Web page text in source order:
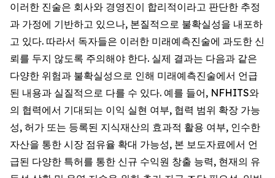
이러한 진술은 회사와 경영진이 합리적이라고 판단한 추정
과 가정에 기반하고 있으나, 본질적으로 불확실성을 내포하
고 있다. 따라서 독자들은 이러한 미래예측진술에 과도한 신
뢰를 두지 않도록 주의해야 한다. 실제 결과는 다음과 같은
다양한 위험과 불확실성으로 인해 미래예측진술에서 언급
된 내용과 실질적으로 다를 수 있다. 예를 들어, NFHITS와
의 협력에서 기대되는 이익 실현 여부, 협력 범위 확장 가능
성, 허가 또는 등록된 지식재산의 효과적 활용 여부, 인수한
자산을 통한 시장 점유율 확대 가능성, 본 보도자료에서 언
급된 다양한 특허를 통한 신규 수익원 창출 능력, 현재의 유